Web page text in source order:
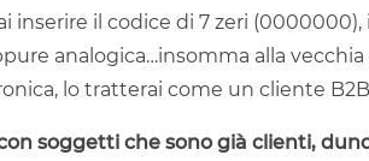
inserire il codice di 7 zeri
analogica…insomma alla
lo tratterai come un cliente
soggetti che sono già clienti,